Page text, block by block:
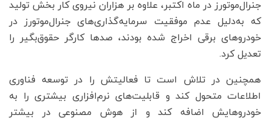
جنرال‌موتورز در ماه اکتبر، علاوه بر هزاران نیروی کار بخش تولید
که به‌دلیل عدم موفقیت سرمایه‌گذاری‌های جنرال‌موتورز در
خودروهای برقی اخراج شده بودند، صدها کارگر حقوق‌بگیر را
تعدیل کرد.
همچنین در تلاش است تا فعالیتش را در توسعه فناوری
اطلاعات متحول کند و قابلیت‌های نرم‌افزاری بیشتری را به
خودروهایش اضافه کند و از هوش مصنوعی در بیشتر